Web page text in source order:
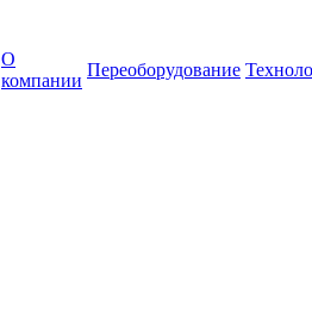
О
компании
Переоборудование